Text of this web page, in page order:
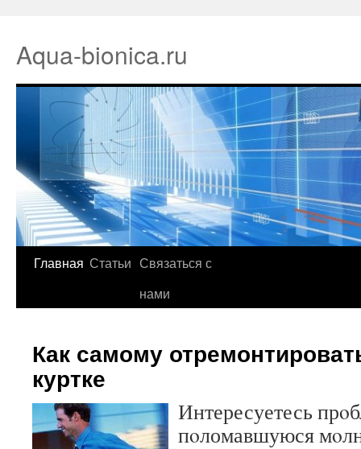
Aqua-bionica.ru
Главная Статьи Связаться с
нами
Как самому
куртке
Интересуетесь
пοломавшуюся